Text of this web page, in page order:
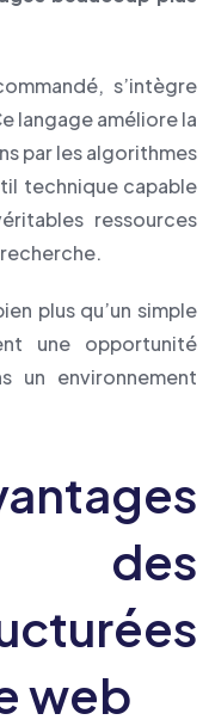
s’intègre
langage améliore la
par les algorithmes
technique capable
ressources
plus qu’un simple
une opportunité
un environnement
des
web